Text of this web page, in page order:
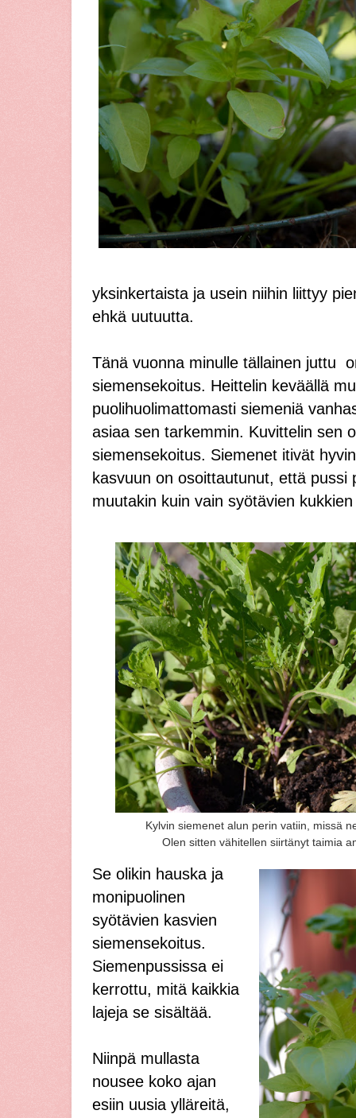
yksinkertaista ja usein niihin liittyy
ehkä uutuutta.
Tänä vuonna minulle tällainen juttu
siemensekoitus. Heittelin keväällä
puolihuolimattomasti siemeniä
asiaa sen tarkemmin. Kuvittelin sen
siemensekoitus. Siemenet itivät
kasvuun on osoittautunut, että pussi
muutakin kuin vain syötävien
Kylvin siemenet alun perin vatiin, missä
Olen sitten vähitellen siirtänyt taimia
Se olikin hauska ja
monipuolinen
syötävien kasvien
siemensekoitus.
Siemenpussissa ei
kerrottu, mitä kaikkia
lajeja se sisältää.
Niinpä mullasta
nousee koko ajan
esiin uusia ylläreitä,